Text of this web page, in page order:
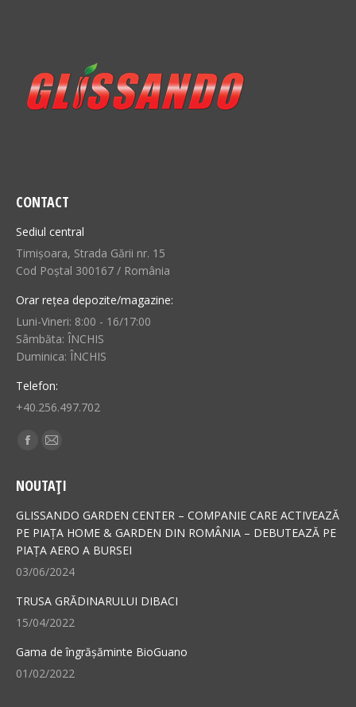
CONTACT
Sediul central
Timișoara, Strada Gării nr. 15
Cod Poștal 300167 / România
Orar rețea depozite/magazine:
Luni-Vineri: 8:00 - 16/17:00
Sâmbăta: ÎNCHIS
Duminica: ÎNCHIS
Telefon:
+40.256.497.702
Find us on:
Facebook
opens
in
new
window
Mail
opens
in
new
window
NOUTAȚI
GLISSANDO GARDEN CENTER – COMPANIE CARE ACTIVEAZĂ
PE PIAȚA HOME & GARDEN DIN ROMÂNIA – DEBUTEAZĂ PE
PIAȚA AERO A BURSEI
03/06/2024
TRUSA GRĂDINARULUI DIBACI
15/04/2022
Gama de îngrășăminte BioGuano
01/02/2022